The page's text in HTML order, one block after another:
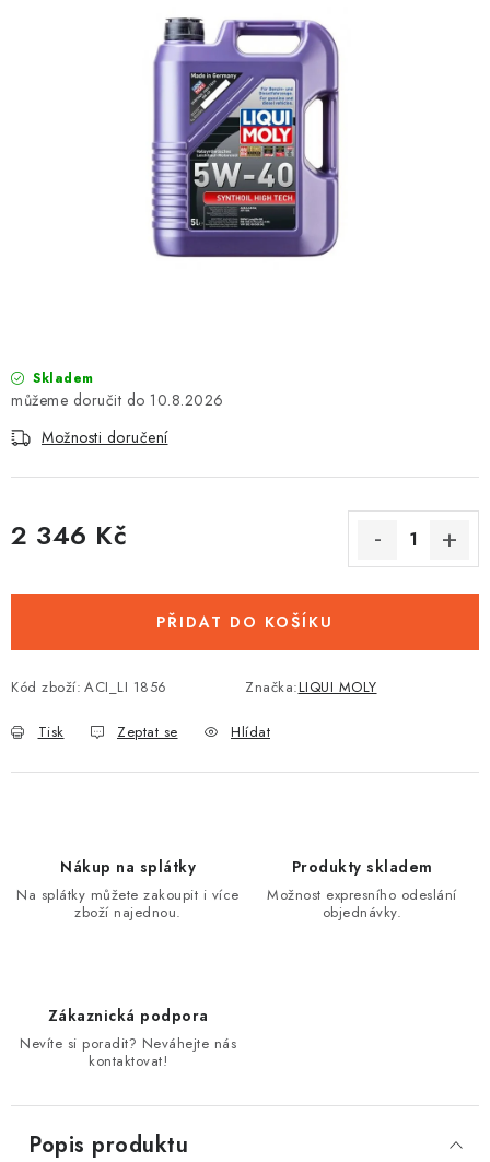
MONTÁŽNÍ SLUŽBY
Skladem
10.8.2026
Možnosti doručení
2 346 Kč
PŘIDAT DO KOŠÍKU
Kód zboží: ACI_LI 1856 Značka:LIQUI MOLY
Tisk Zeptat se Hlídat
Nákup na splátky
Na splátky můžete zakoupit i více
zboží najednou.
Produkty skladem
Možnost expresního odeslání
objednávky.
Zákaznická podpora
Nevíte si poradit? Neváhejte nás
kontaktovat!
Popis produktu